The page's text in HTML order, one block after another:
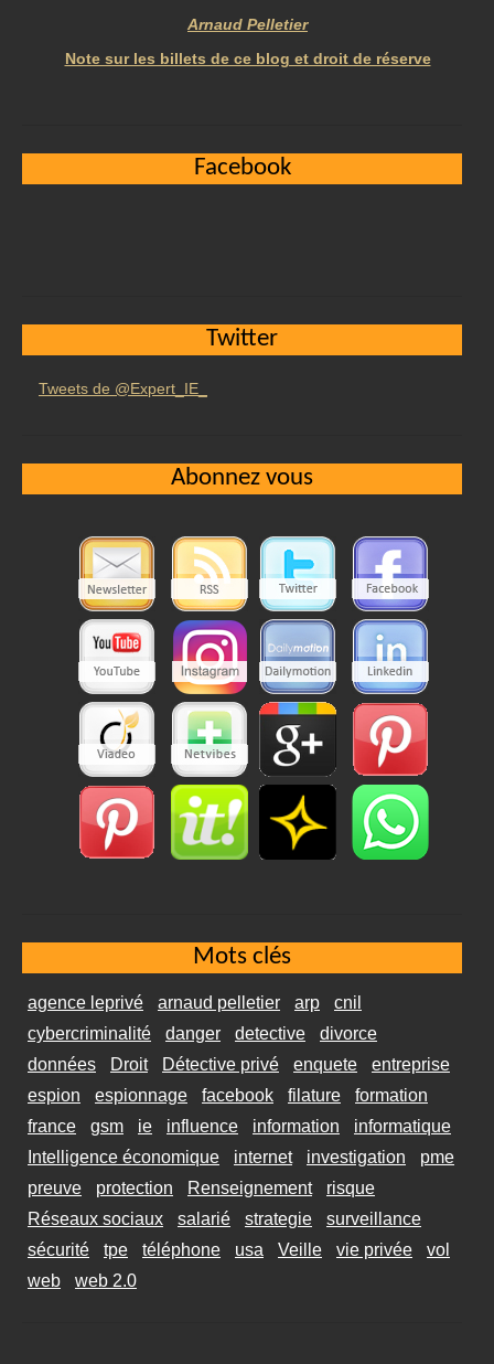
Arnaud Pelletier
Note sur les billets de ce blog et droit de réserve
Facebook
Twitter
Tweets de @Expert_IE_
Abonnez vous
Mots clés
agence leprivé arnaud pelletier arp
cnil
cybercriminalité
danger detective
divorce
données
Droit Détective privé enquete
entreprise
espion
espionnage facebook filature
formation
france
gsm ie influence information
informatique
Intelligence économique
internet investigation
pme
preuve
protection Renseignement
risque
Réseaux sociaux
salarié strategie
surveillance
sécurité
tpe téléphone usa Veille vie privée
vol
web
web 2.0